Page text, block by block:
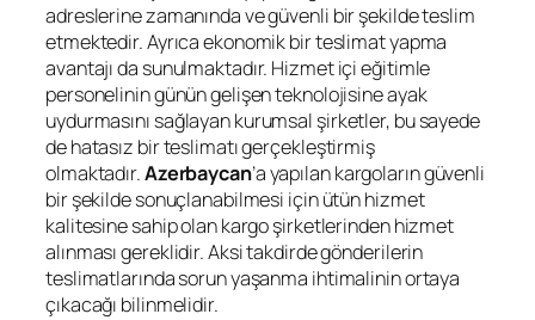
adreslerine zamanında ve güvenli bir şekilde teslim
etmektedir. Ayrıca ekonomik bir teslimat yapma
avantajı da sunulmaktadır. Hizmet içi eğitimle
personelinin günün gelişen teknolojisine ayak
uydurmasını sağlayan kurumsal şirketler, bu sayede
de hatasız bir teslimatı gerçekleştirmiş
olmaktadır.Azerbaycan’a yapılan kargoların güvenli
bir şekilde sonuçlanabilmesi için ütün hizmet
kalitesine sahip olan kargo şirketlerinden hizmet
alınması gereklidir. Aksi takdirde gönderilerin
teslimatlarında sorun yaşanma ihtimalinin ortaya
çıkacağı bilinmelidir.